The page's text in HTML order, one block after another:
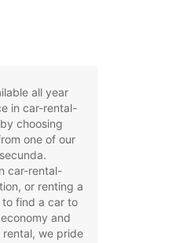
all year
in car-rental-
choosing
one of our
car-rental-
or renting a
find a car to
and
rental, we pride